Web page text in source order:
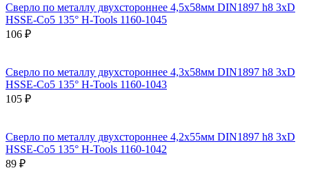
Сверло по металлу двухстороннее 4,5x58мм DIN1897 h8 3xD
HSSE-Co5 135° H-Tools 1160-1045
106 ₽
Сверло по металлу двухстороннее 4,3x58мм DIN1897 h8 3xD
HSSE-Co5 135° H-Tools 1160-1043
105 ₽
Сверло по металлу двухстороннее 4,2x55мм DIN1897 h8 3xD
HSSE-Co5 135° H-Tools 1160-1042
89 ₽